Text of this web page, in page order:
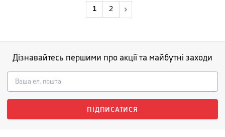
1 2
Дізнавайтесь першими про акції та майбутні заходи
ПІДПИСАТИСЯ